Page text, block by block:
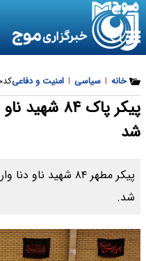
خانه | سیاسی | امنیت و دفاعی
پیکر پاک
شد
پیکر مطهر ۸۴ شهید
شد.